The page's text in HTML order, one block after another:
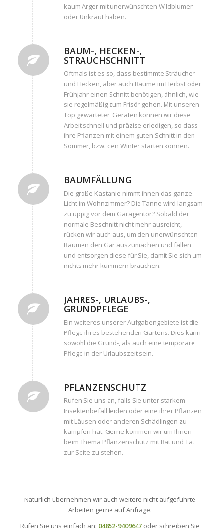
kaum Ärger mit unerwünschten Wildblumen
oder Unkraut haben.
BAUM-, HECKEN-,
STRAUCHSCHNITT
Oftmals ist es so, dass bestimmte Sträucher
und Hecken, aber auch Bäume im Herbst oder
Frühjahr einen Schnitt benötigen, ähnlich, wie
sie regelmäßig zum Frisör gehen. Mit unseren
Top gewarteten Geräten können wir diese
Arbeit schnell und präzise erledigen, so dass
ihre Pflanzen mit einem guten Schnitt in den
Sommer, bzw. den Winter starten können.
BAUMFÄLLUNG
Die große Kastanie nimmt ihnen das ganze
Licht im Wohnzimmer? Die Tanne wird langsam
zu üppig vor dem Garagentor? Sobald der
normale Beschnitt nicht mehr ausreicht,
rücken wir auch aus, um den unerwünschten
Bäumen den Gar auszumachen und fällen
und entsorgen diese für Sie, damit Sie sich um
nichts mehr kümmern brauchen.
JAHRES-, URLAUBS-,
GRUNDPFLEGE
Ein weiteres unserer Aufgabengebiete ist die
Pflege ihres bestehenden Gartens. Dies kann
sowohl die Grund-, als auch eine temporäre
Pflege in der Urlaubszeit sein.
PFLANZENSCHUTZ
Rufen Sie uns an, falls Sie unter starkem
Insektenbefall leiden oder eine ihrer Pflanzen
mit Läusen oder anderen Schädlingen zu
kämpfen hat. Gerne kommen wir um Ihnen
beim Thema Pflanzenschutz mit Rat und Tat
zur Seite zu stehen.
Natürlich übernehmen wir auch weitere nicht aufgeführte
Arbeiten gerne auf Anfrage.
Rufen Sie uns einfach an: 04852-9409647 oder schreiben Sie